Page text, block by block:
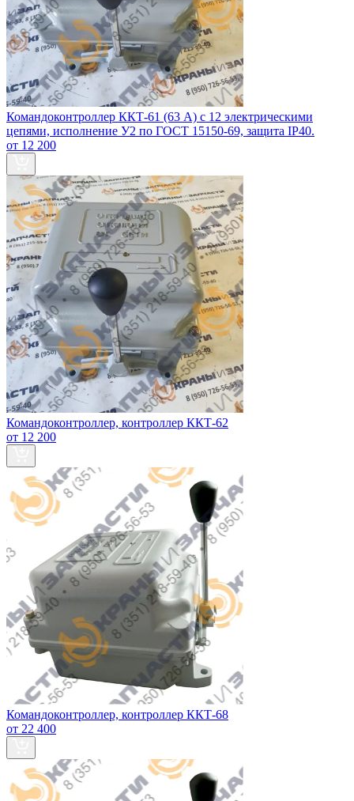
Командоконтроллер ККТ‑61 (63 А) с 12 электрическими
цепями, исполнение У2 по ГОСТ 15150‑69, защита IP40.
от 12 200
Командоконтроллер, контроллер ККТ-62
от 12 200
Командоконтроллер, контроллер ККТ-68
от 22 400